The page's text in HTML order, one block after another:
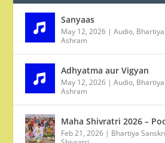
Sanyaas
May 12, 2026 |Audio,
Ashram
Adhyatma aur Vigyan
May 12, 2026 |Audio,
Ashram
Maha Shivratri 2026 –
Feb 21, 2026 | Bhartiya